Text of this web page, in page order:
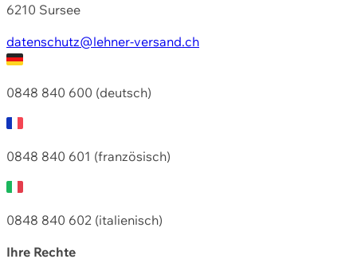
6210 Sursee
datenschutz@lehner-versand.ch
0848 840 600 (deutsch)
0848 840 601 (französisch)
0848 840 602 (italienisch)
Ihre Rechte